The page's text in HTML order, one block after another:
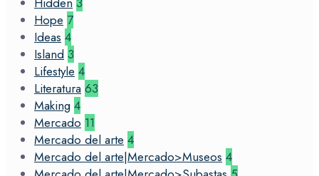
Hope 7
Ideas 4
Island 3
Lifestyle 4
Literatura 63
Making 4
Mercado 11
Mercado del arte 4
Mercado del arte|Mercado>Museos 4